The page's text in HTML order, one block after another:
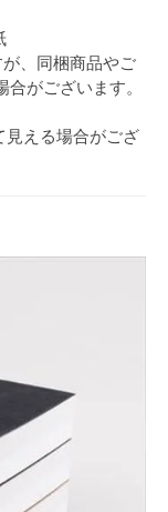
、同梱商品やご
がございます。
見える場合がござ